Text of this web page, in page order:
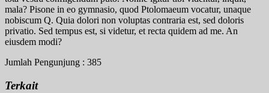
mala? Pisone in eo gymnasio, quod Ptolomaeum vocatur, unaque
nobiscum Q. Quia dolori non voluptas contraria est, sed doloris
privatio. Sed tempus est, si videtur, et recta quidem ad me. An
eiusdem modi?
Jumlah Pengunjung : 385
Terkait